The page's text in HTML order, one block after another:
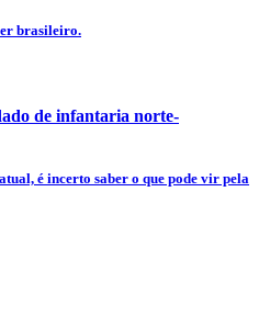
brasileiro.
de infantaria norte-
é incerto saber o que pode vir pela